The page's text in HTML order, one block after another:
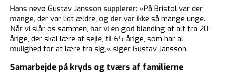
Hans nevø Gustav Jansson supplerer: »På Bristol var der
mange, der var lidt ældre, og der var ikke så mange unge.
Når vi slår os sammen, har vi en god blanding af alt fra 20-
årige, der skal lære at sejle, til 65-årige, som har al
mulighed for at lære fra sig,« siger Gustav Jansson.
Samarbejde på kryds og tværs af familierne